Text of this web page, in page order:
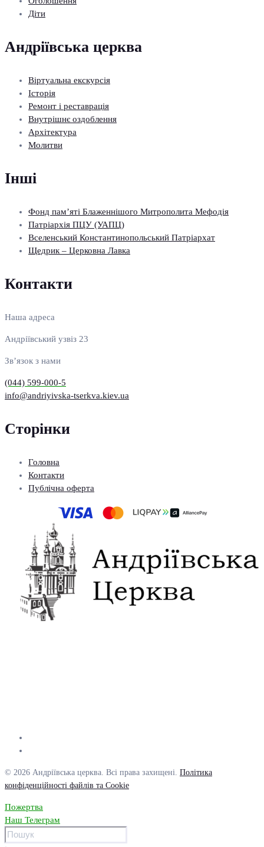
Діти
Андріївська церква
Віртуальна екскурсія
Історія
Ремонт і реставрація
Внутрішнє оздоблення
Архітектура
Молитви
Інші
Фонд пам’яті Блаженнішого Митрополита Мефодія
Патріархія ПЦУ (УАПЦ)
Вселенський Константинопольський Патріархат
Щедрик – Церковна Лавка
Контакти
Наша адреса
Андріївський узвіз 23
Зв’язок з нами
(044) 599-000-5
info@andriyivska-tserkva.kiev.ua
Сторінки
Головна
Контакти
Публічна оферта
© 2026 Андріївська церква. Всі права захищені. Політика
конфіденційності файлів та Cookie
Пожертва
Наш Телеграм